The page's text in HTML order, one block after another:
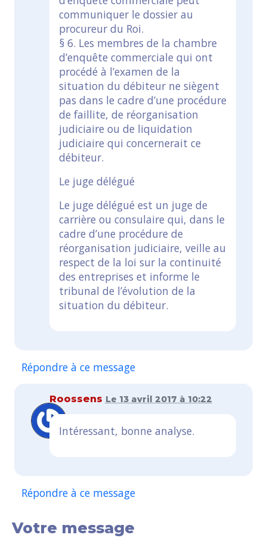
communiquer le dossier au
procureur du Roi.
§ 6. Les membres de la chambre
d’enquête commerciale qui ont
procédé à l’examen de la
situation du débiteur ne siègent
pas dans le cadre d’une procédure
de faillite, de réorganisation
judiciaire ou de liquidation
judiciaire qui concernerait ce
débiteur.
Le juge délégué
Le juge délégué est un juge de
carrière ou consulaire qui, dans le
cadre d’une procédure de
réorganisation judiciaire, veille au
respect de la loi sur la continuité
des entreprises et informe le
tribunal de l’évolution de la
situation du débiteur.
Répondre à ce message
Roossens Le 13 avril 2017 à 10:22
Intéressant, bonne analyse.
Répondre à ce message
Votre message